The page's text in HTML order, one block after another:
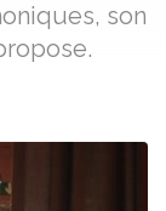
son